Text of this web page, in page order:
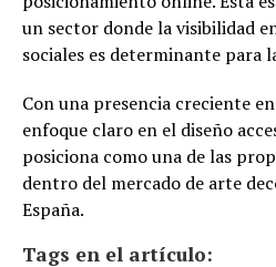
un sector donde la visibilidad
sociales es determinante para
Con una presencia creciente
enfoque claro en el diseño
posiciona como una de las
dentro del mercado de arte
España.
Tags en el artículo: